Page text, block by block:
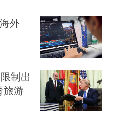
外
制出
旅游